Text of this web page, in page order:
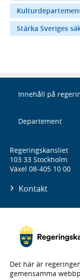
Stärka Sveriges
Innehåll på
Departement
Regeringskansliet
103 33 Stockholm
Växel 08-405 10 00
Kontakt
Det här är
gemensamma